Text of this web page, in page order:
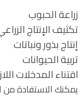
زراعة الحبوب
تكثيف الإنتاج
إنتاج بذور ونباتات
تربية الحيوانات
اقتناء المدخلات
يمكنك الاستفادة من